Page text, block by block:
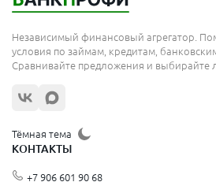
Алдан
Александров
Александровск
Александровск
Алексеевка
Алексин
Алзамай
Алупка
Анадырь
Независимый финансовый агрегатор.
условия по займам, кредитам,
Сравнивайте предложения и выбирайте
Тёмная тема
КОНТАКТЫ
+7 906 601 90 68